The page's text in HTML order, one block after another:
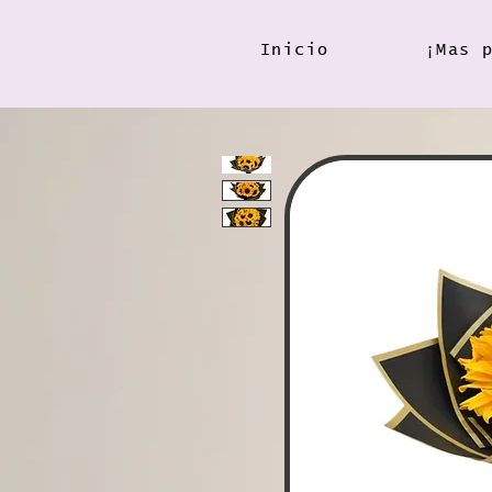
Inicio ¡Mas